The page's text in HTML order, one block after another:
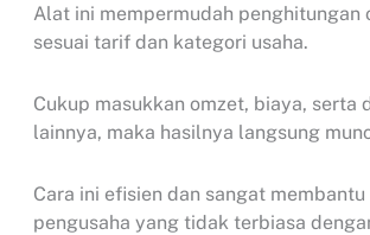
Alat ini mempermudah penghitungan
sesuai tarif dan kategori usaha.
Cukup masukkan omzet, biaya, serta
lainnya, maka hasilnya langsung
Cara ini efisien dan sangat membantu
pengusaha yang tidak terbiasa